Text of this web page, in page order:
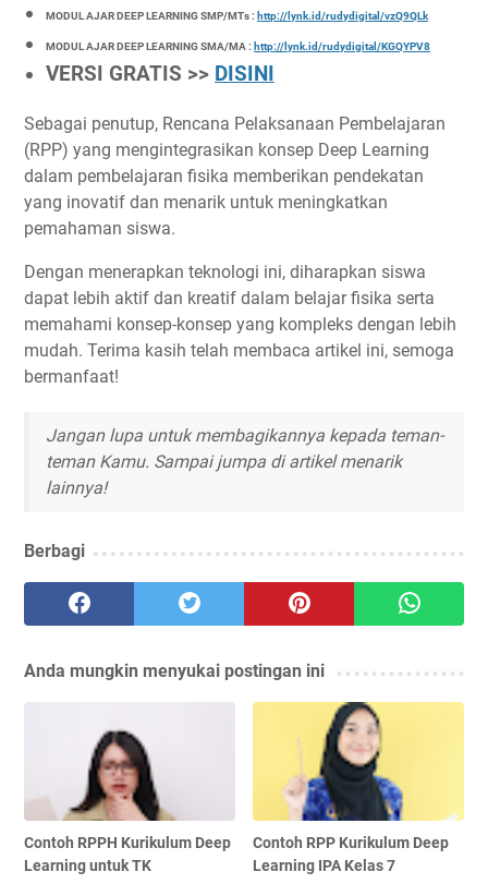
MODUL AJAR DEEP LEARNING SMP/MTs : http://lynk.id/rudydigital/vzQ9QLk
MODUL AJAR DEEP LEARNING SMA/MA : http://lynk.id/rudydigital/KGQYPV8
VERSI GRATIS >> DISINI
Sebagai penutup, Rencana Pelaksanaan Pembelajaran
(RPP) yang mengintegrasikan konsep Deep Learning
dalam pembelajaran fisika memberikan pendekatan
yang inovatif dan menarik untuk meningkatkan
pemahaman siswa.
Dengan menerapkan teknologi ini, diharapkan siswa
dapat lebih aktif dan kreatif dalam belajar fisika serta
memahami konsep-konsep yang kompleks dengan lebih
mudah. Terima kasih telah membaca artikel ini, semoga
bermanfaat!
Jangan lupa untuk membagikannya kepada teman-
teman Kamu. Sampai jumpa di artikel menarik
lainnya!
Berbagi
Anda mungkin menyukai postingan ini
Contoh RPPH Kurikulum Deep
Learning untuk TK
Contoh RPP Kurikulum Deep
Learning IPA Kelas 7